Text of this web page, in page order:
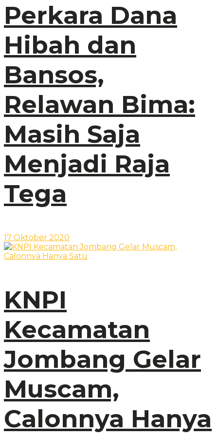
Perkara Dana
Hibah dan
Bansos,
Relawan Bima:
Masih Saja
Menjadi Raja
Tega
17 Oktober 2020
KNPI
Kecamatan
Jombang Gelar
Muscam,
Calonnya Hanya